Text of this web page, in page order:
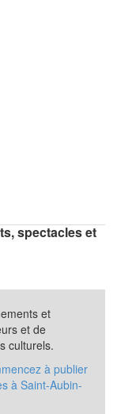
spectacles et
et
et de
culturels.
à publier
à Saint-Aubin-